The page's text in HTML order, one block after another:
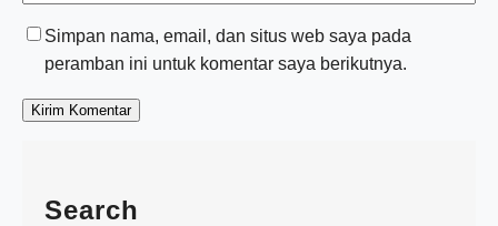
Simpan nama, email, dan situs web saya pada
peramban ini untuk komentar saya berikutnya.
Search